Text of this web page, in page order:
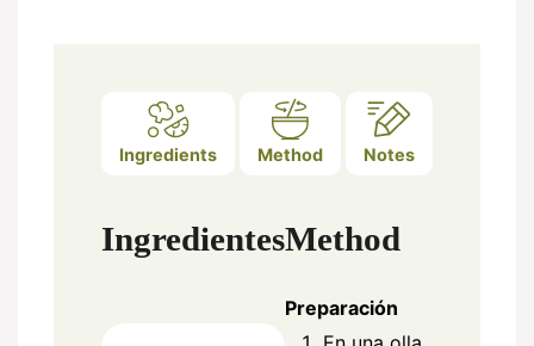
Ingredients Method Notes
IngredientesMethod
Preparación